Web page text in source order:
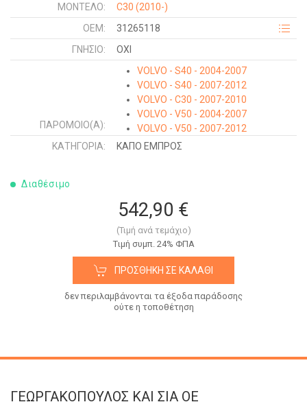
ΜΟΝΤΕΛΟ:
C30 (2010-)
OEM:
31265118
ΓΝΉΣΙΟ:
ΟΧΙ
ΠΑΡΌΜΟΙΟ(Α):
VOLVO - S40 - 2004-2007
VOLVO - S40 - 2007-2012
VOLVO - C30 - 2007-2010
VOLVO - V50 - 2004-2007
VOLVO - V50 - 2007-2012
VOLVO - C30 - 2010-
ΚΑΤΗΓΟΡΊΑ: ΚΑΠΟ ΕΜΠΡΟΣ
Διαθέσιμο
542,90 €
(Τιμή ανά τεμάχιο)
Tιμή συμπ. 24% ΦΠΑ
ΠΡΟΣΘΉΚΗ ΣΕ ΚΑΛΆΘΙ
δεν περιλαμβάνονται τα έξοδα παράδοσης
ούτε η τοποθέτηση
ΓΕΩΡΓΑΚΟΠΟΥΛΟΣ KAI ΣΙΑ OE